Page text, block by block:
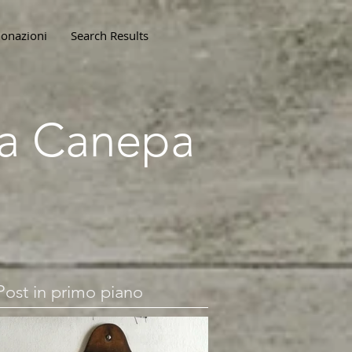
Search Results
Canepa
in primo piano